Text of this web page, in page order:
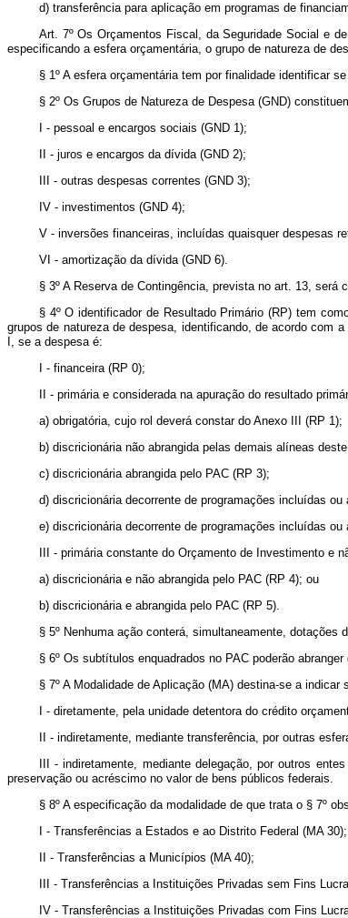
d) transferência para aplicação em programas de
Art. 7º Os Orçamentos Fiscal, da Seguridade Social e
especificando a esfera orçamentária, o grupo de natureza de
§ 1º A esfera orçamentária tem por finalidade identificar
§ 2º Os Grupos de Natureza de Despesa (GND)
I - pessoal e encargos sociais (GND 1);
II - juros e encargos da dívida (GND 2);
III - outras despesas correntes (GND 3);
IV - investimentos (GND 4);
V - inversões financeiras, incluídas quaisquer despesas
VI - amortização da dívida (GND 6).
§ 3º A Reserva de Contingência, prevista no art. 13, será
§ 4º O identificador de Resultado Primário (RP) tem
grupos de natureza de despesa, identificando, de acordo com
I, se a despesa é:
I - financeira (RP 0);
II - primária e considerada na apuração do resultado
a) obrigatória, cujo rol deverá constar do Anexo III (RP 1);
b) discricionária não abrangida pelas demais alíneas
c) discricionária abrangida pelo PAC (RP 3);
d) discricionária decorrente de programações incluídas
e) discricionária decorrente de programações incluídas
III - primária constante do Orçamento de Investimento e
a) discricionária e não abrangida pelo PAC (RP 4); ou
b) discricionária e abrangida pelo PAC (RP 5).
§ 5º Nenhuma ação conterá, simultaneamente,
§ 6º Os subtítulos enquadrados no PAC poderão
§ 7º A Modalidade de Aplicação (MA) destina-se a
I - diretamente, pela unidade detentora do crédito
II - indiretamente, mediante transferência, por outras
III - indiretamente, mediante delegação, por outros
preservação ou acréscimo no valor de bens públicos federais.
§ 8º A especificação da modalidade de que trata o § 7º
I - Transferências a Estados e ao Distrito Federal (MA 30);
II - Transferências a Municípios (MA 40);
III - Transferências a Instituições Privadas sem Fins
IV - Transferências a Instituições Privadas com Fins